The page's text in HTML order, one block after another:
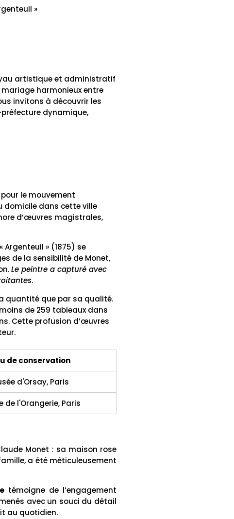
»
artistique et administratif
mariage harmonieux entre
invitons à découvrir les
dynamique,
le mouvement
domicile dans cette ville
d’œuvres magistrales,
Argenteuil » (1875) se
de la sensibilité de Monet,
Le peintre a capturé avec
.
quantité que par sa qualité.
de 259 tableaux dans
Cette profusion d’œuvres
de conservation
d'Orsay, Paris
de l'Orangerie, Paris
Monet : sa maison rose
a été méticuleusement
témoigne de l’engagement
avec un souci du détail
au quotidien.